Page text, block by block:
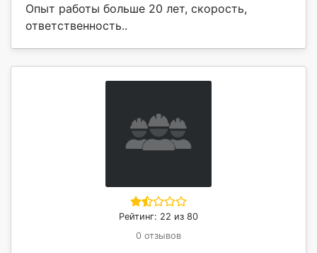
Опыт работы больше 20 лет, скорость,
ответственность..
Рейтинг: 22 из 80
0 отзывов